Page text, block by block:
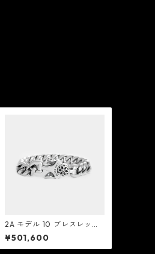
2A モデル 10 ブレスレッ
ト：Good Art HLYWD グッ
ド アート ハリウッド
¥501,600